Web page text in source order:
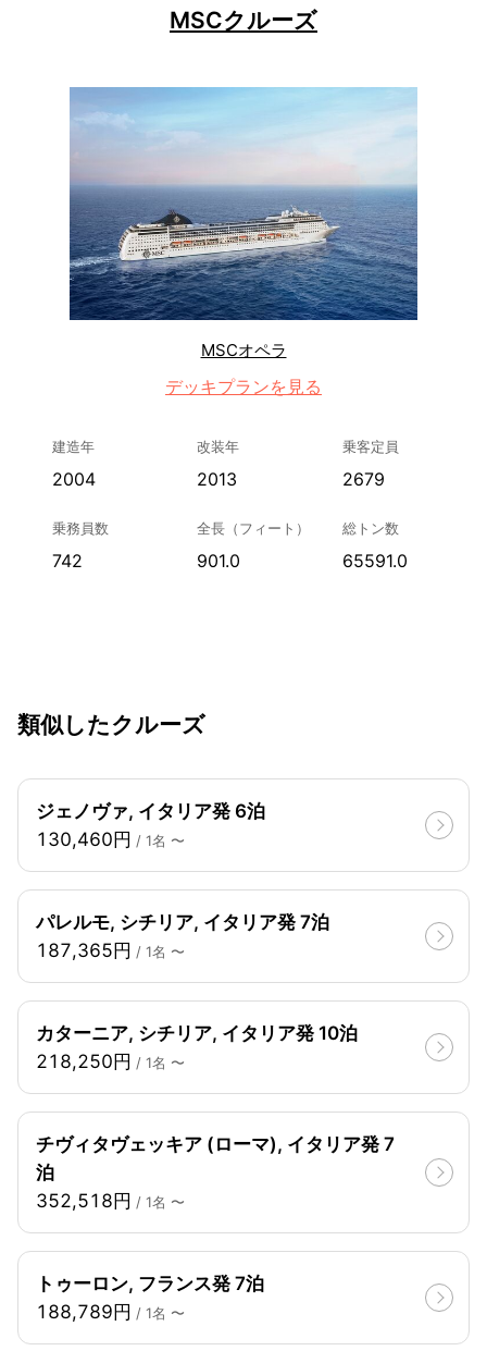
MSCクルーズ
MSCオペラ
デッキプランを見る
建造年
2004
改装年
2013
乗客定員
2679
乗務員数
742
全長（フィート）
901.0
総トン数
65591.0
類似したクルーズ
ジェノヴァ, イタリア発 6泊
130,460円 / 1名 〜
パレルモ, シチリア, イタリア発 7泊
187,365円 / 1名 〜
カターニア, シチリア, イタリア発 10泊
218,250円 / 1名 〜
チヴィタヴェッキア (ローマ), イタリア発 7
泊
352,518円 / 1名 〜
トゥーロン, フランス発 7泊
188,789円 / 1名 〜